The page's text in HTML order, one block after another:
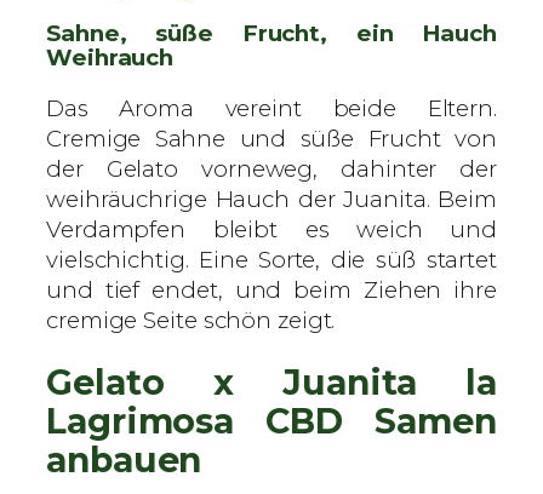
Sahne, süße Frucht, ein Hauch
Weihrauch
Das Aroma vereint beide Eltern.
Cremige Sahne und süße Frucht von
der Gelato vorneweg, dahinter der
weihräuchrige Hauch der Juanita. Beim
Verdampfen bleibt es weich und
vielschichtig. Eine Sorte, die süß startet
und tief endet, und beim Ziehen ihre
cremige Seite schön zeigt.
Gelato x Juanita la
Lagrimosa CBD Samen
anbauen